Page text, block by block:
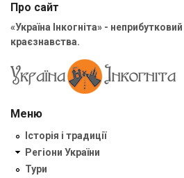
Про сайт
«Україна Інкогніта» -
краєзнавства.
Меню
Історія і традиції
Регіони України
Тури